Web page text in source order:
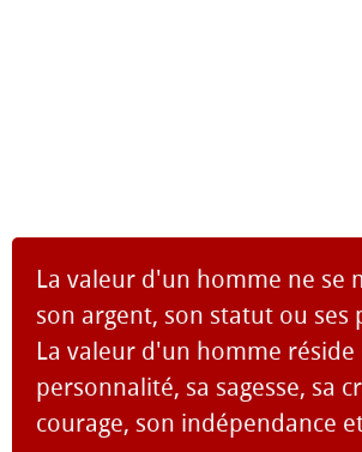
La valeur d'un homme ne se
son argent, son statut ou ses
La valeur d'un homme réside
personnalité, sa sagesse, sa
courage, son indépendance